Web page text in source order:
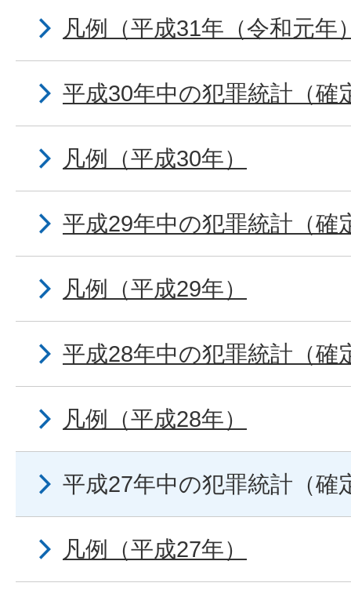
凡例（平成31年（令和元年
平成30年中の犯罪統計（確
凡例（平成30年）
平成29年中の犯罪統計（確
凡例（平成29年）
平成28年中の犯罪統計（確
凡例（平成28年）
平成27年中の犯罪統計（確
凡例（平成27年）